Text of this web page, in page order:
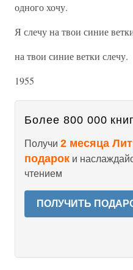
одного хочу.
Я слечу на твои синие
на твои синие ветки слечу.
1955
Более 800 000
Получи 2 месяца
подарок и
чтением
ПОЛУЧИТЬ